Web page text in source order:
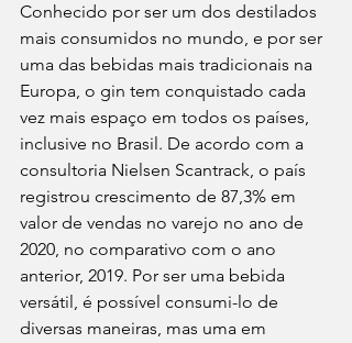
Conhecido por ser um dos destilados
mais consumidos no mundo, e por ser
uma das bebidas mais tradicionais na
Europa, o gin tem conquistado cada
vez mais espaço em todos os países,
inclusive no Brasil. De acordo com a
consultoria Nielsen Scantrack, o país
registrou crescimento de 87,3% em
valor de vendas no varejo no ano de
2020, no comparativo com o ano
anterior, 2019. Por ser uma bebida
versátil, é possível consumi-lo de
diversas maneiras, mas uma em